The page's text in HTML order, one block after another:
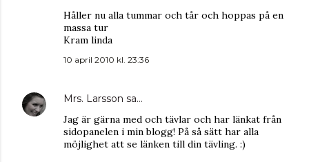
Håller nu alla tummar och tår och hoppas på en
massa tur
Kram linda
10 april 2010 kl. 23:36
Mrs. Larsson sa…
Jag är gärna med och tävlar och har länkat från
sidopanelen i min blogg! På så sätt har alla
möjlighet att se länken till din tävling. :)